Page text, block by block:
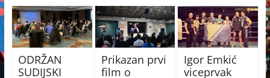
ODRŽAN
SUDIJSKI
Prikazan prvi
film o
Igor Emkić
viceprvak